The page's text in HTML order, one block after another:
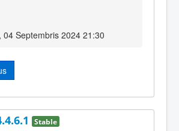
04 Septembris 2024 21:30
Stable